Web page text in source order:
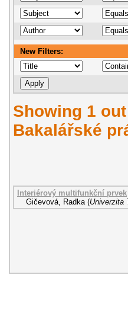
New Filters:
Showing 1
Bakalářské
Interiérový multifunkční prvek
Gičevová, Radka (Univerzita